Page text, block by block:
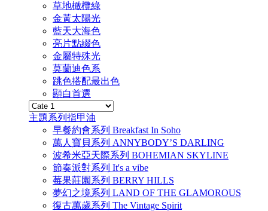
草地橄欖綠
金黃太陽光
藍天大海色
亮片點綴色
金屬特殊光
莫蘭迪色系
跳色搭配最出色
顯白首選
主題系列指甲油
早餐約會系列 Breakfast In Soho
萬人寶貝系列 ANNYBODY’S DARLING
波希米亞天際系列 BOHEMIAN SKYLINE
節奏派對系列 It's a vibe
莓果莊園系列 BERRY HILLS
夢幻之境系列 LAND OF THE GLAMOROUS
復古萬歲系列 The Vintage Spirit